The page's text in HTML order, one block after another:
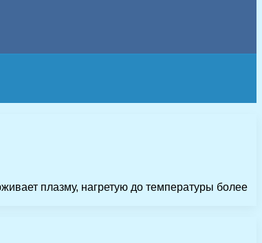
плазму, нагретую до температуры более